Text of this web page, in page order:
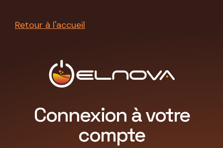
Connexion à votre
compte
Retour à l'accueil